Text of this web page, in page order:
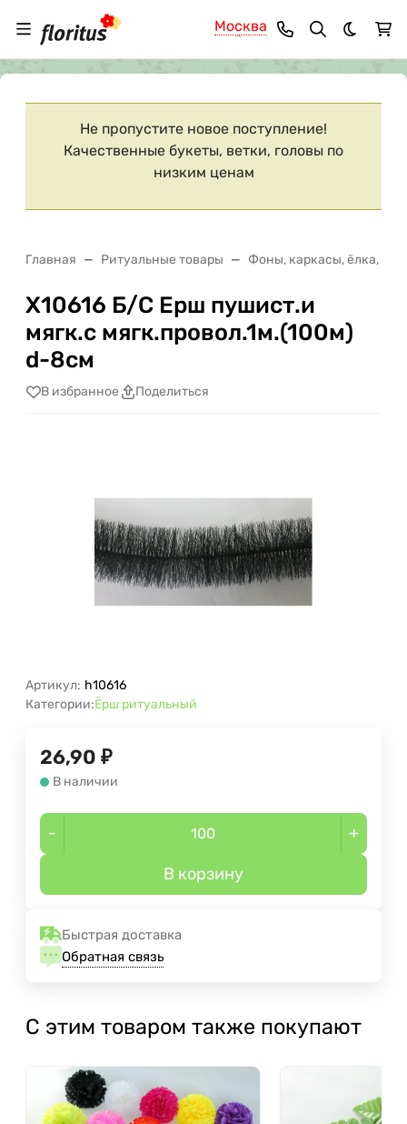
Москва
Ваш городМосква?
Темная
Не пропустите новое поступление!
Качественные букеты, ветки, головы по
низким ценам
Главная Ритуальные товары Фоны, каркасы, ёлка, ёрш
Х10616 Б/С Ерш пушист.и
мягк.с мягк.провол.1м.(100м)
d-8см
В избранное Поделиться
Артикул: h10616
Категории:Ёрш ритуальный
26,90 ₽
В наличии
- +
В корзину
Быстрая доставка
Обратная связь
С этим товаром также покупают